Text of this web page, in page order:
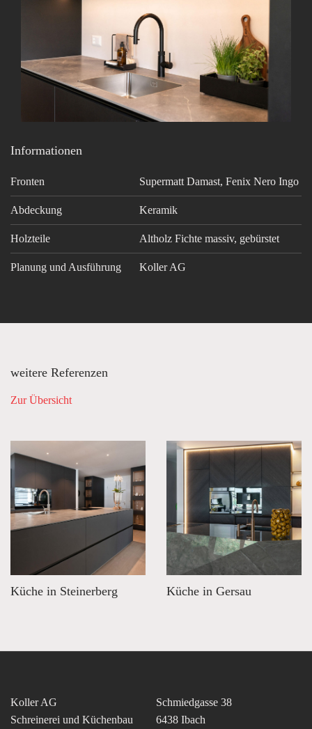
Informationen
Fronten Supermatt Damast, Fenix Nero Ingo
Abdeckung Keramik
Holzteile Altholz Fichte massiv, gebürstet
Planung und Ausführung Koller AG
weitere Referenzen
Zur Übersicht
Küche in Steinerberg Küche in Gersau
Koller AG
Schreinerei und Küchenbau
Schmiedgasse 38
6438 Ibach